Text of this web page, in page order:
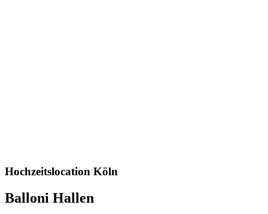
Hochzeitslocation Köln
Balloni Hallen